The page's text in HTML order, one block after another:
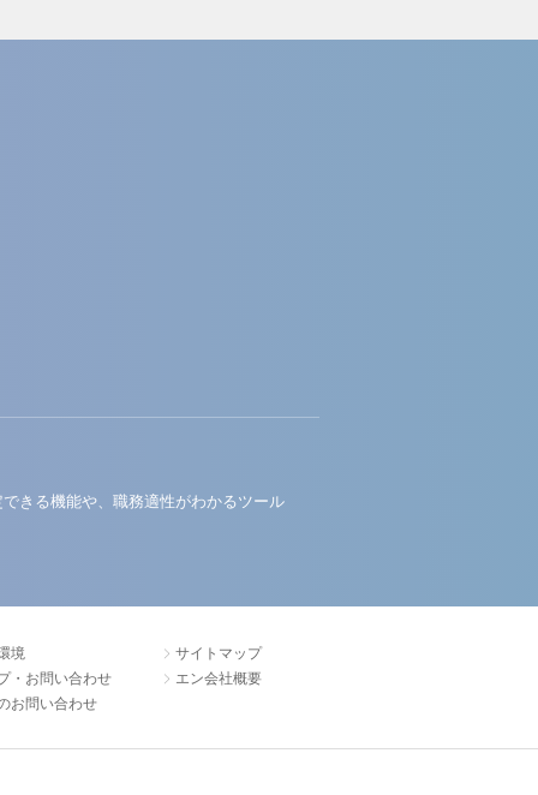
きる機能や、職務適性がわかるツール
境
・お問い合わせ
お問い合わせ
サイトマップ
エン会社概要